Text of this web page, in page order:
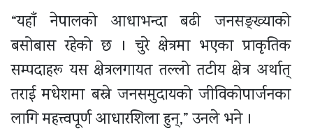
“यहाँ नेपालको आधाभन्दा बढी जनसङ्ख्याको
बसोबास रहेको छ । चुरे क्षेत्रमा भएका प्राकृतिक
सम्पदाहरू यस क्षेत्रलगायत तल्लो तटीय क्षेत्र अर्थात्
तराई मधेशमा बस्ने जनसमुदायको जीविकोपार्जनका
लागि महत्त्वपूर्ण आधारशिला हुन्,” उनले भने ।